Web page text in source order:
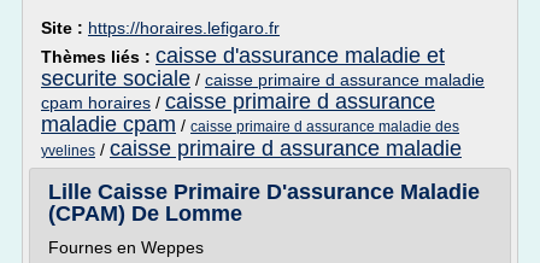
Site : https://horaires.lefigaro.fr
Thèmes liés : caisse d'assurance maladie et
securite sociale / caisse primaire d assurance maladie
cpam horaires / caisse primaire d assurance
maladie cpam / caisse primaire d assurance maladie des
yvelines / caisse primaire d assurance maladie
Lille Caisse Primaire D'assurance Maladie
(CPAM) De Lomme
Fournes en Weppes